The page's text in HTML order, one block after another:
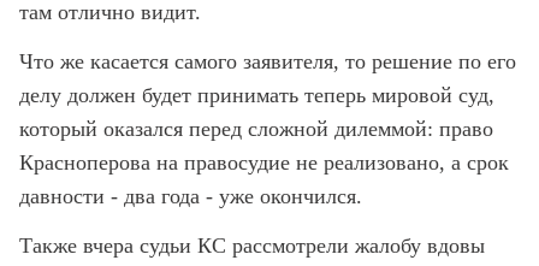
там отлично видит.
Что же касается самого заявителя, то решение по его
делу должен будет принимать теперь мировой суд,
который оказался перед сложной дилеммой: право
Красноперова на правосудие не реализовано, а срок
давности - два года - уже окончился.
Также вчера судьи КС рассмотрели жалобу вдовы